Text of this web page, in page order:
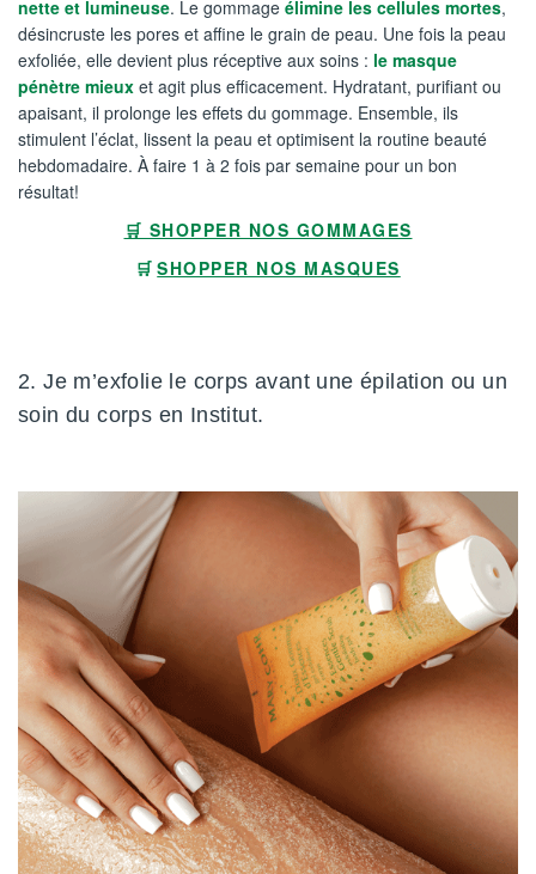
nette et lumineuse. Le gommage élimine les cellules mortes,
désincruste les pores et affine le grain de peau. Une fois la peau
exfoliée, elle devient plus réceptive aux soins : le masque
pénètre mieux et agit plus efficacement. Hydratant, purifiant ou
apaisant, il prolonge les effets du gommage. Ensemble, ils
stimulent l’éclat, lissent la peau et optimisent la routine beauté
hebdomadaire. À faire 1 à 2 fois par semaine pour un bon
résultat!
🛒 SHOPPER NOS GOMMAGES
🛒SHOPPER NOS MASQUES
2. Je m’exfolie le corps avant une épilation ou un
soin du corps en Institut.